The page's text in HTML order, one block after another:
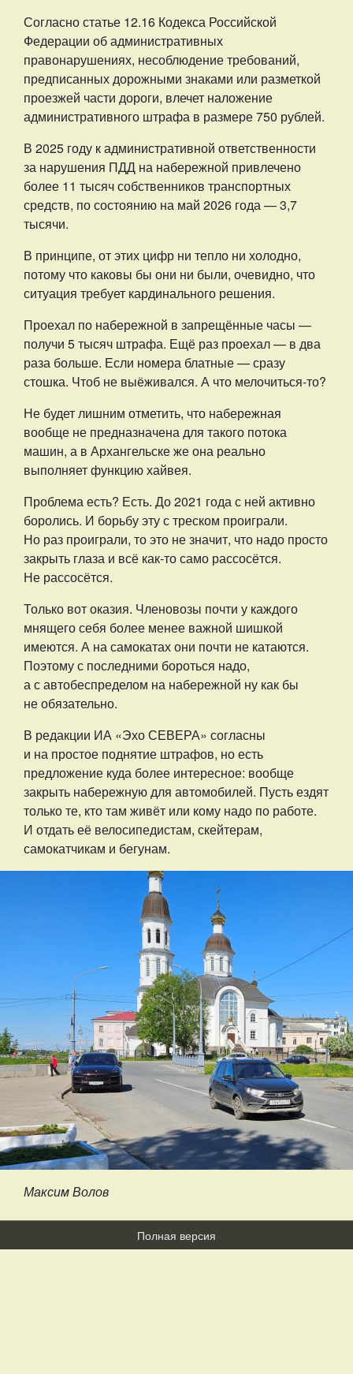
Согласно статье 12.16 Кодекса Российской
Федерации об административных
правонарушениях, несоблюдение требований,
предписанных дорожными знаками или разметкой
проезжей части дороги, влечет наложение
административного штрафа в размере 750 рублей.
В 2025 году к административной ответственности
за нарушения ПДД на набережной привлечено
более 11 тысяч собственников транспортных
средств, по состоянию на май 2026 года — 3,7
тысячи.
В принципе, от этих цифр ни тепло ни холодно,
потому что каковы бы они ни были, очевидно, что
ситуация требует кардинального решения.
Проехал по набережной в запрещённые часы —
получи 5 тысяч штрафа. Ещё раз проехал — в два
раза больше. Если номера блатные — сразу
стошка. Чтоб не выёживался. А что мелочиться-то?
Не будет лишним отметить, что набережная
вообще не предназначена для такого потока
машин, а в Архангельске же она реально
выполняет функцию хайвея.
Проблема есть? Есть. До 2021 года с ней активно
боролись. И борьбу эту с треском проиграли.
Но раз проиграли, то это не значит, что надо просто
закрыть глаза и всё как-то само рассосётся.
Не рассосётся.
Только вот оказия. Членовозы почти у каждого
мнящего себя более менее важной шишкой
имеются. А на самокатах они почти не катаются.
Поэтому с последними бороться надо,
а с автобеспределом на набережной ну как бы
не обязательно.
В редакции ИА «Эхо СЕВЕРА» согласны
и на простое поднятие штрафов, но есть
предложение куда более интересное: вообще
закрыть набережную для автомобилей. Пусть ездят
только те, кто там живёт или кому надо по работе.
И отдать её велосипедистам, скейтерам,
самокатчикам и бегунам.
Максим Волов
Полная версия